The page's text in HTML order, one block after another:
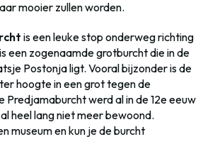
mooier zullen worden.
is een leuke stop onderweg richting
een zogenaamde grotburcht die in de
Postonja ligt. Vooral bijzonder is de
hoogte in een grot tegen de
Predjamaburcht werd al in de 12e eeuw
heel lang niet meer bewoond.
museum en kun je de burcht